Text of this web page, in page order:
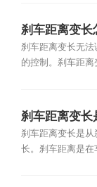
刹车距离变长
刹车距离变长无
的控制。刹车距
刹车距离变长
刹车距离变长是
长。刹车距离是